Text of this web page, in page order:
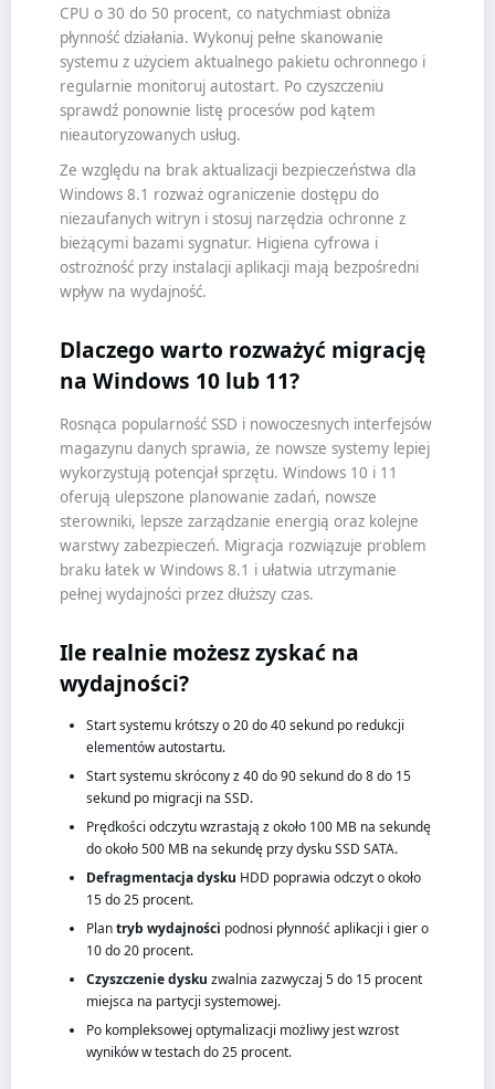
CPU o 30 do 50 procent, co natychmiast obniża
płynność działania. Wykonuj pełne skanowanie
systemu z użyciem aktualnego pakietu ochronnego i
regularnie monitoruj autostart. Po czyszczeniu
sprawdź ponownie listę procesów pod kątem
nieautoryzowanych usług.
Ze względu na brak aktualizacji bezpieczeństwa dla
Windows 8.1 rozważ ograniczenie dostępu do
niezaufanych witryn i stosuj narzędzia ochronne z
bieżącymi bazami sygnatur. Higiena cyfrowa i
ostrożność przy instalacji aplikacji mają bezpośredni
wpływ na wydajność.
Dlaczego warto rozważyć migrację
na Windows 10 lub 11?
Rosnąca popularność SSD i nowoczesnych interfejsów
magazynu danych sprawia, że nowsze systemy lepiej
wykorzystują potencjał sprzętu. Windows 10 i 11
oferują ulepszone planowanie zadań, nowsze
sterowniki, lepsze zarządzanie energią oraz kolejne
warstwy zabezpieczeń. Migracja rozwiązuje problem
braku łatek w Windows 8.1 i ułatwia utrzymanie
pełnej wydajności przez dłuższy czas.
Ile realnie możesz zyskać na
wydajności?
Start systemu krótszy o 20 do 40 sekund po redukcji
elementów autostartu.
Start systemu skrócony z 40 do 90 sekund do 8 do 15
sekund po migracji na SSD.
Prędkości odczytu wzrastają z około 100 MB na sekundę
do około 500 MB na sekundę przy dysku SSD SATA.
Defragmentacja dysku HDD poprawia odczyt o około
15 do 25 procent.
Plantryb wydajności podnosi płynność aplikacji i gier o
10 do 20 procent.
Czyszczenie dysku zwalnia zazwyczaj 5 do 15 procent
miejsca na partycji systemowej.
Po kompleksowej optymalizacji możliwy jest wzrost
wyników w testach do 25 procent.